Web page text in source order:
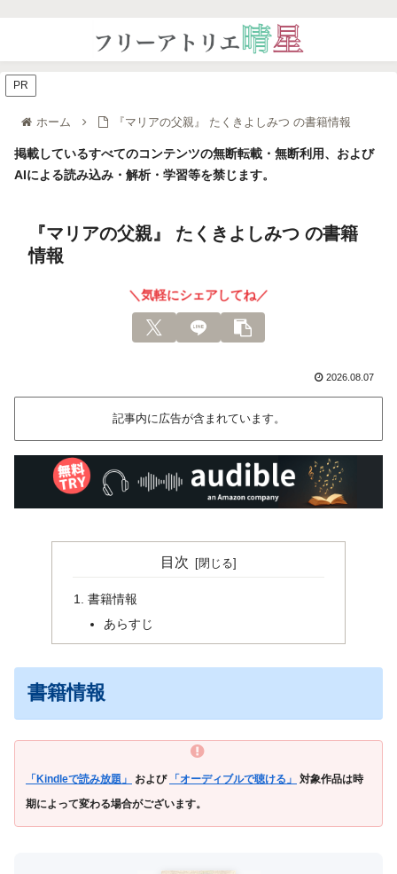
ホーム 『マリアの父親』 たくきよしみつ の書籍情報
掲載しているすべてのコンテンツの無断転載・無断利用、および
AIによる読み込み・解析・学習等を禁じます。
『マリアの父親』 たくきよしみつ の書籍
情報
＼気軽にシェアしてね／
2026.08.07
記事内に広告が含まれています。
PR
目次
書籍情報
あらすじ
書籍情報
「Kindleで読み放題」 および 「オーディブルで聴ける」
対象作品は時
期によって変わる場合がございます。